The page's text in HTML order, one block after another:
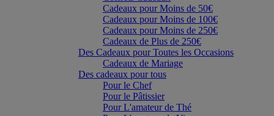
Cadeaux pour Moins de 50€
Cadeaux pour Moins de 100€
Cadeaux pour Moins de 250€
Cadeaux de Plus de 250€
Des Cadeaux pour Toutes les Occasions
Cadeaux de Mariage
Des cadeaux pour tous
Pour le Chef
Pour le Pâtissier
Pour L'amateur de Thé